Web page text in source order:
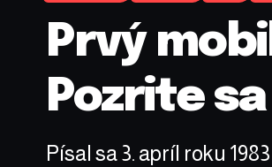
Prvý
Pozrite
Písal sa 3. apríl roku